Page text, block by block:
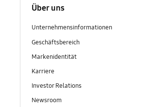
Über uns
Unternehmensinformationen
Geschäftsbereich
Markenidentität
Karriere
Investor Relations
Newsroom